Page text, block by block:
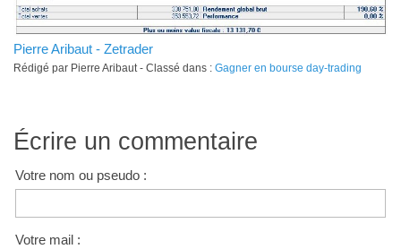
Pierre Aribaut - Zetrader
Rédigé par Pierre Aribaut - Classé dans : Gagner en bourse day-trading
Écrire un commentaire
Votre nom ou pseudo :
Votre mail :